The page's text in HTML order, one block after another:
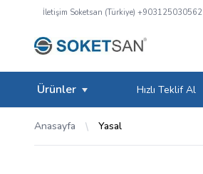
İletişim Soketsan (Türkiye) +903125030562
Ürünler Hızlı Teklif Al
Anasayfa Yasal